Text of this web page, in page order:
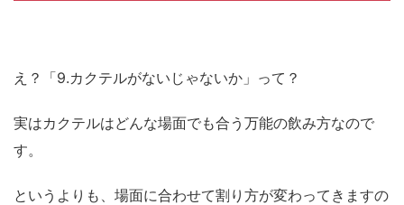
え？「9.カクテルがないじゃないか」って？
実はカクテルはどんな場面でも合う万能の飲み方なので
す。
というよりも、場面に合わせて割り方が変わってきますの